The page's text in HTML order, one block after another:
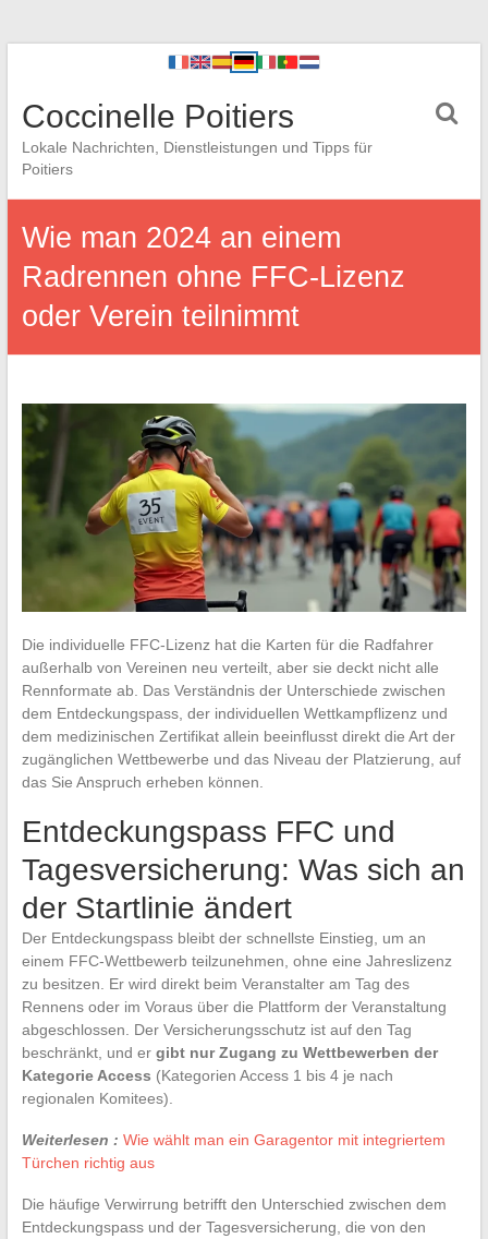
Coccinelle Poitiers
Lokale Nachrichten, Dienstleistungen und Tipps für
Poitiers
Wie man 2024 an einem
Radrennen ohne FFC-Lizenz
oder Verein teilnimmt
Die individuelle FFC-Lizenz hat die Karten für die Radfahrer
außerhalb von Vereinen neu verteilt, aber sie deckt nicht alle
Rennformate ab. Das Verständnis der Unterschiede zwischen
dem Entdeckungspass, der individuellen Wettkampflizenz und
dem medizinischen Zertifikat allein beeinflusst direkt die Art der
zugänglichen Wettbewerbe und das Niveau der Platzierung, auf
das Sie Anspruch erheben können.
Entdeckungspass FFC und
Tagesversicherung: Was sich an
der Startlinie ändert
Der Entdeckungspass bleibt der schnellste Einstieg, um an
einem FFC-Wettbewerb teilzunehmen, ohne eine Jahreslizenz
zu besitzen. Er wird direkt beim Veranstalter am Tag des
Rennens oder im Voraus über die Plattform der Veranstaltung
abgeschlossen. Der Versicherungsschutz ist auf den Tag
beschränkt, und er gibt nur Zugang zu Wettbewerben der
Kategorie Access (Kategorien Access 1 bis 4 je nach
regionalen Komitees).
Weiterlesen : Wie wählt man ein Garagentor mit integriertem
Türchen richtig aus
Die häufige Verwirrung betrifft den Unterschied zwischen dem
Entdeckungspass und der Tagesversicherung, die von den